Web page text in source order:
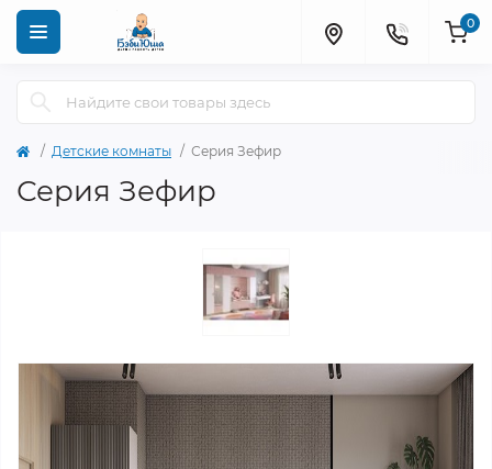
0
Детские комнаты Серия Зефир
Серия Зефир